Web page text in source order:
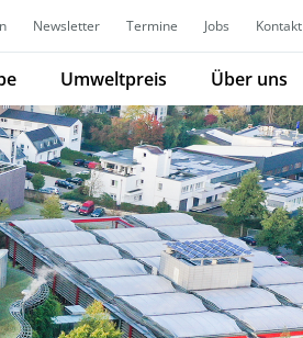
Newsletter Termine Jobs Kontakt
Umweltpreis Über uns